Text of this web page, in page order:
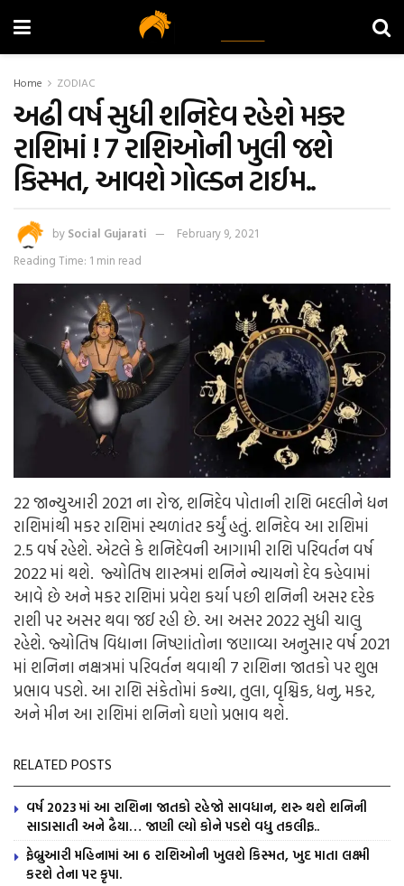
Home ZODIAC
અઢી વર્ષ સુધી શનિદેવ રહેશે મકર
રાશિમાં ! 7 રાશિઓની ખુલી જશે
કિસ્મત, આવશે ગોલ્ડન ટાઈમ..
by Social Gujarati
February 9, 2021
Reading Time: 1 min read
22 જાન્યુઆરી 2021 ના રોજ, શનિદેવ પોતાની રાશિ બદલીને ધન
રાશિમાંથી મકર રાશિમાં સ્થળાંતર કર્યું હતું. શનિદેવ આ રાશિમાં
2.5 વર્ષ રહેશે. એટલે કે શનિદેવની આગામી રાશિ પરિવર્તન વર્ષ
2022 માં થશે. જ્યોતિષ શાસ્ત્રમાં શનિને ન્યાયનો દેવ કહેવામાં
આવે છે અને મકર રાશિમાં પ્રવેશ કર્યા પછી શનિની અસર દરેક
રાશી પર અસર થવા જઈ રહી છે. આ અસર 2022 સુધી ચાલુ
રહેશે. જ્યોતિષ વિદ્યાના નિષ્ણાંતોના જણાવ્યા અનુસાર વર્ષ 2021
માં શનિના નક્ષત્રમાં પરિવર્તન થવાથી 7 રાશિના જાતકો પર શુભ
પ્રભાવ પડશે. આ રાશિ સંકેતોમાં કન્યા, તુલા, વૃશ્ચિક, ધનુ, મકર,
અને મીન આ રાશિમાં શનિનો ઘણો પ્રભાવ થશે.
RELATED POSTS
વર્ષ 2023 માં આ રાશિના જાતકો રહેજો સાવધાન, શરુ થશે શનિની
સાડાસાતી અને ઢૈયા… જાણી લ્યો કોને પડશે વધુ તકલીફ..
ફેબ્રુઆરી મહિનામાં આ 6 રાશિઓની ખુલશે કિસ્મત, ખુદ માતા લક્ષ્મી
કરશે તેના પર કૃપા.